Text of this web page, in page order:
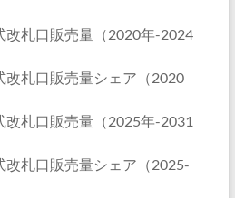
改札口販売量（2020年-2024
改札口販売量シェア（2020
改札口販売量（2025年-2031
改札口販売量シェア（2025-